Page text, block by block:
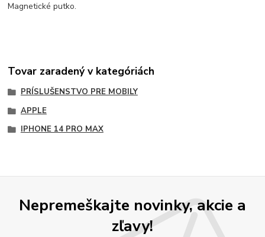
Magnetické putko.
Tovar zaradený v kategóriách
PRÍSLUŠENSTVO PRE MOBILY
APPLE
IPHONE 14 PRO MAX
Nepremeškajte novinky, akcie a
zľavy!